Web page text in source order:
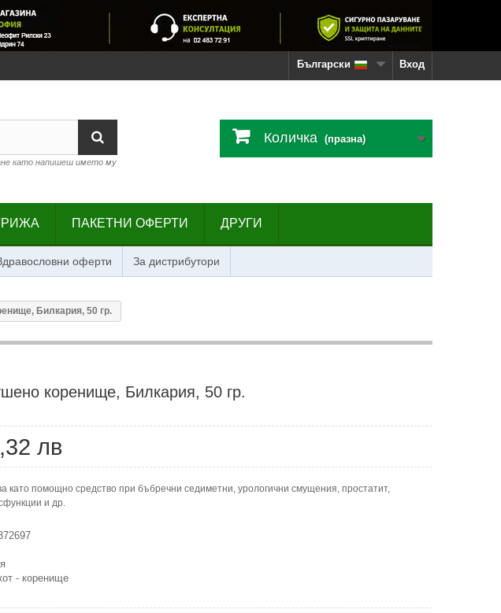
Вход
Български
като напишеш името му
Количка (празна)
ПАКЕТНИ ОФЕРТИ ДРУГИ
оферти За дистрибутори
Билкария, 50 гр.
коренище, Билкария, 50 гр.
лв
като помощно средство при бъбречни седиметни, урологични смущения, простатит,
и др.
- коренище